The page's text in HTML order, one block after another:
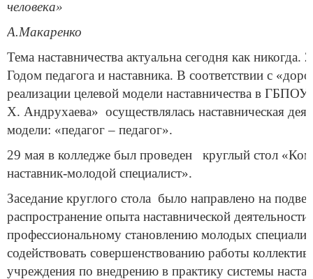
человека»
А.Макаренко
Тема наставничества актуальна сегодня как
Годом педагога и наставника. В соответствии с
реализации целевой модели наставничества в
Х. Андрухаева» осуществлялась наставническая
модели: «педагог – педагог».
29 мая в колледже был проведен круглый стол
наставник-молодой специалист».
Заседание круглого стола было направлено на
распространение опыта наставнической
профессиональному становлению молодых
содействовать совершенствованию работы
учреждения по внедрению в практику системы